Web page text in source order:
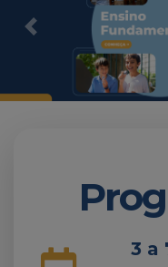
Previous
3 a